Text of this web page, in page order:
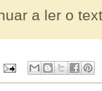
a ler o